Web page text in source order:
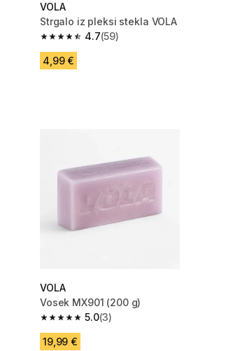
VOLA
Strgalo iz pleksi stekla VOLA
4.7
4.7 od 5 zvezdic from 59 ocene
(59)
4,99 €
VOLA
Vosek MX901 (200 g)
5.0
5.0 od 5 zvezdic from 3 ocene
(3)
19,99 €